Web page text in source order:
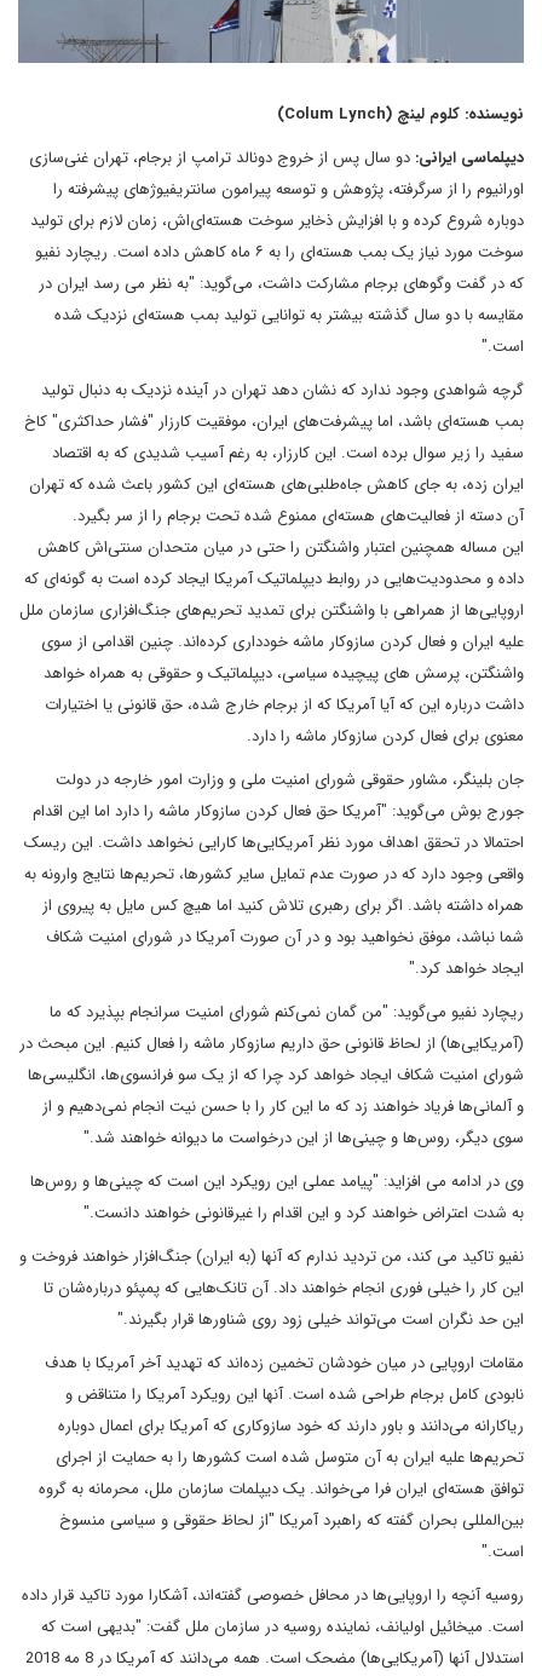
نویسنده: کلوم لینچ (Colum Lynch)
دیپلماسی ایرانی: دو سال پس از خروج دونالد ترامپ از برجام، تهران غنی‌سازی
اورانیوم را از سرگرفته، پژوهش و توسعه پیرامون سانتریفیوژهای پیشرفته را
دوباره شروع کرده و با افزایش ذخایر سوخت هسته‌‌ای‌اش، زمان لازم برای تولید
سوخت مورد نیاز یک بمب هسته‌ای را به ۶ ماه کاهش داده است. ریچارد نفیو
که در گفت وگوهای برجام مشارکت داشت، می‌گوید: "به نظر می رسد ایران در
مقایسه با دو سال گذشته بیشتر به توانایی تولید بمب هسته‌ای نزدیک شده
است."
گرچه شواهدی وجود ندارد که نشان دهد تهران در آینده نزدیک به دنبال تولید
بمب هسته‌ای باشد، اما پیشرفت‌های ایران، موفقیت کارزار "فشار حداکثری" کاخ
سفید را زیر سوال برده است. این کارزار، به رغم آسیب شدیدی که به اقتصاد
ایران زده، به جای کاهش جاه‌طلبی‌های هسته‌ای این کشور باعث شده که تهران
آن دسته از فعالیت‌های هسته‌ای ممنوع شده تحت برجام را از سر بگیرد.
این مساله همچنین اعتبار واشنگتن را حتی در میان متحدان سنتی‌اش کاهش
داده و محدودیت‌هایی در روابط دیپلماتیک آمریکا ایجاد کرده است به گونه‌ای که
اروپایی‌ها از همراهی با واشنگتن برای تمدید تحریم‌های جنگ‌افزاری سازمان ملل
علیه ایران و فعال کردن سازوکار ماشه خودداری کرده‌اند. چنین اقدامی از سوی
واشنگتن، پرسش های پیچیده سیاسی، دیپلماتیک و حقوقی به همراه خواهد
داشت درباره این که آیا آمریکا که از برجام خارج شده، حق قانونی یا اختیارات
معنوی برای فعال کردن سازوکار ماشه را دارد.
جان بلینگر، مشاور حقوقی شورای امنیت ملی و وزارت امور خارجه در دولت
جورج بوش می‌گوید: "آمریکا حق فعال کردن سازوکار ماشه را دارد اما این اقدام
احتمالا در تحقق اهداف مورد نظر آمریکایی‌ها کارایی نخواهد داشت. این ریسک
واقعی وجود دارد که در صورت عدم تمایل سایر کشورها، تحریم‌ها نتایج وارونه به
همراه داشته باشد. اگر برای رهبری تلاش کنید اما هیچ کس مایل به پیروی از
شما نباشد، موفق نخواهید بود و در آن صورت آمریکا در شورای امنیت شکاف
ایجاد خواهد کرد."
ریچارد نفیو می‌گوید: "من گمان نمی‌کنم شورای امنیت سرانجام بپذیرد که ما
(آمریکایی‌ها) از لحاظ قانونی حق داریم سازوکار ماشه را فعال کنیم. این مبحث در
شورای امنیت شکاف ایجاد خواهد کرد چرا که از یک سو فرانسوی‌ها، انگلیسی‌ها
و آلمانی‌ها فریاد خواهند زد که ما این کار را با حسن نیت انجام نمی‌دهیم و از
سوی دیگر، روس‌ها و چینی‌ها از این درخواست ما دیوانه خواهند شد."
وی در ادامه می افزاید: "پیامد عملی این رویکرد این است که چینی‌ها و روس‌ها
به شدت اعتراض خواهند کرد و این اقدام را غیرقانونی خواهند دانست."
نفیو تاکید می کند، من تردید ندارم که آنها (به ایران) جنگ‌افزار خواهند فروخت و
این کار را خیلی فوری انجام خواهند داد. آن تانک‌هایی که پمپئو درباره‌شان تا
این حد نگران است می‌تواند خیلی زود روی شناورها قرار بگیرند."
مقامات اروپایی در میان خودشان تخمین زده‌اند که تهدید آخر آمریکا با هدف
نابودی کامل برجام طراحی شده است. آنها این رویکرد آمریکا را متناقض و
ریاکارانه می‌دانند و باور دارند که خود سازوکاری که آمریکا برای اعمال دوباره
تحریم‌ها علیه ایران به آن متوسل شده است کشورها را به حمایت از اجرای
توافق هسته‌ای ایران فرا می‌خواند. یک دیپلمات سازمان ملل، محرمانه به گروه
بین‌المللی بحران گفته که راهبرد آمریکا "از لحاظ حقوقی و سیاسی منسوخ
است."
روسیه آنچه را اروپایی‌ها در محافل خصوصی گفته‌اند، آشکارا مورد تاکید قرار داده‌
است. میخائیل اولیانف، نماینده روسیه در سازمان ملل گفت: "بدیهی است که
استدلال آنها (آمریکایی‌ها) مضحک است. همه می‌دانند که آمریکا در 8 مه 2018